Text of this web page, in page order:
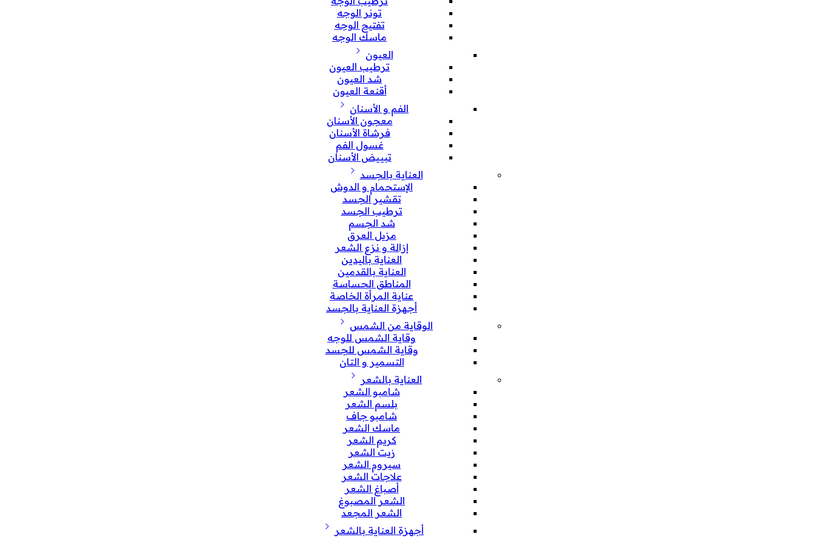
تونر الوجه
تفتيح الوجه
ماسك الوجه
العيون
ترطيب العيون
شد العيون
أقنعة العيون
الفم و الأسنان
معجون الأسنان
فرشاة الأسنان
غسول الفم
تبييض الأسنان
العناية بالجسد
الإستحمام و الدوش
تقشير الجسد
ترطيب الجسد
شد الجسم
مزيل العرق
إزالة و نزع الشعر
العناية باليدين
العناية بالقدمين
المناطق الحساسة
عناية المرأة الخاصة
أجهزة العناية بالجسد
الوقاية من الشمس
وقاية الشمس للوجه
وقاية الشمس للجسد
التسمير و التان
العناية بالشعر
شامبو الشعر
بلسم الشعر
شامبو جاف
ماسك الشعر
كريم الشعر
زيت الشعر
سيروم الشعر
علاجات الشعر
أصباغ الشعر
الشعر المصبوغ
الشعر المجعد
أجهزة العناية بالشعر